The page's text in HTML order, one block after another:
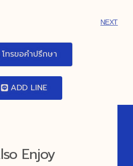
NEXT
โทรขอคำปรึกษา
ADD LINE
Enjoy